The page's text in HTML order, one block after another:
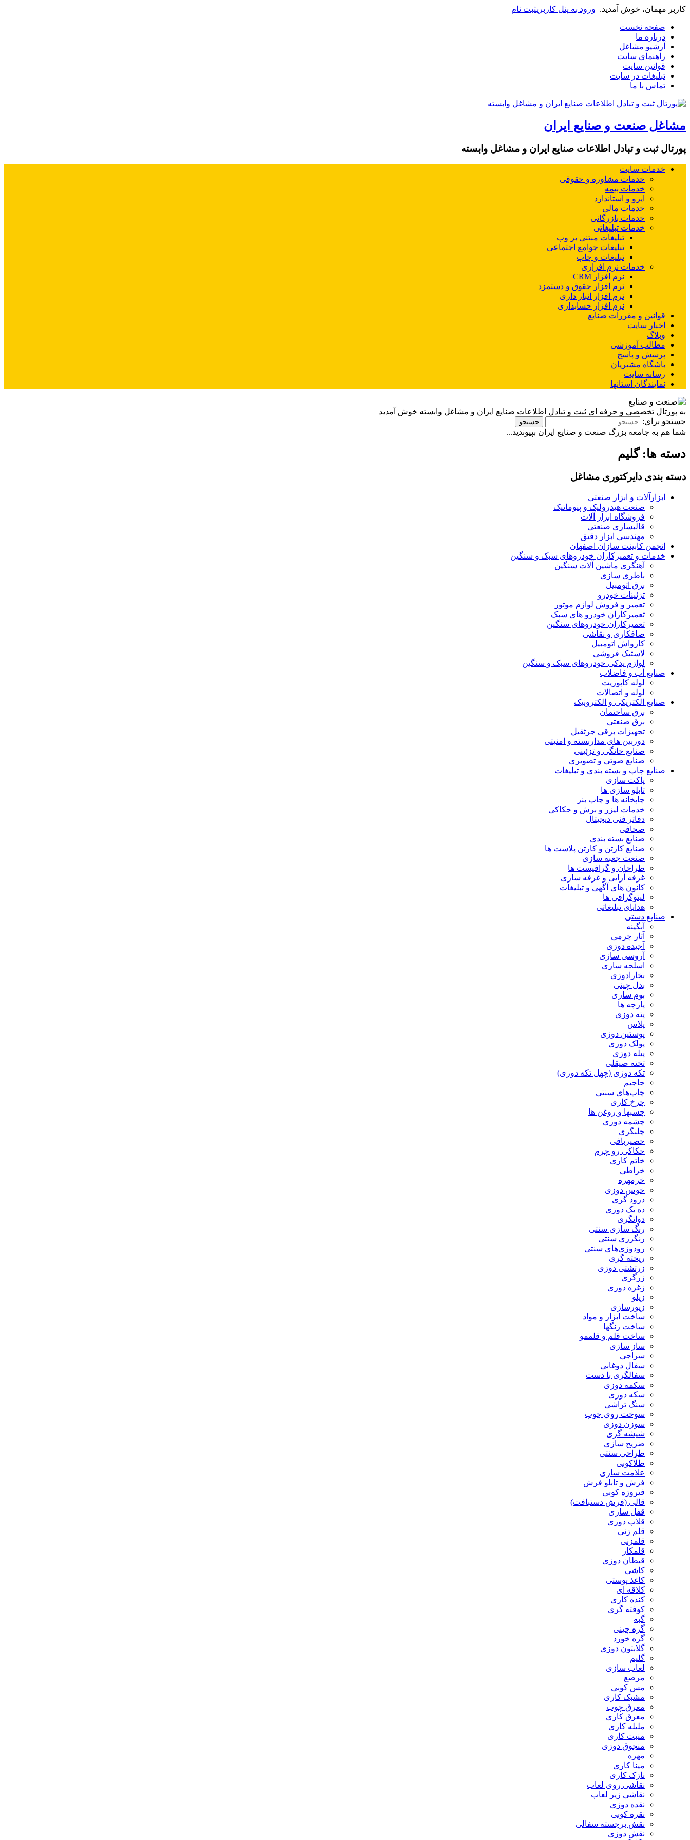
کاربر مهمان، خوش آمدید. ورود به پنل کاربریثبت نام
صفحه نخست
درباره ما
آرشیو مشاغل
راهنمای سایت
قوانین سایت
تبلیغات در سایت
تماس با ما
مشاغل صنعت و صنایع ایران
پورتال ثبت و تبادل اطلاعات صنایع ایران و مشاغل وابسته
خدمات سایت
خدمات مشاوره و حقوقی
خدمات بیمه
ایزو و استاندارد
خدمات مالی
خدمات بازرگانی
خدمات تبلیغاتی
تبلیغات مبتنی بر وب
تبلیغات جوامع اجتماعی
تبلیغات و چاپ
خدمات نرم افزاری
نرم افزار CRM
نرم افزار حقوق و دستمزد
نرم افزار انبار داری
نرم افزار حسابداری
قوانین و مقررات صنایع
اخبار سایت
وبلاگ
مطالب آموزشی
پرسش و پاسخ
باشگاه مشتریان
رسانه سایت
نمایندگان استانها
به پورتال تخصصی و حرفه ای ثبت و تبادل اطلاعات صنایع ایران و مشاغل وابسته خوش آمدید
جستجو برای:
شما هم به جامعه بزرگ صنعت و صنایع ایران بپیوندید...
دسته ها:گلیم
دسته بندی دایرکتوری مشاغل
ابزارآلات و ابزار صنعتی
صنعت هیدرولیک و پنوماتیک
فروشگاه ابزار آلات
قالبسازی صنعتی
مهندسی ابزار دقیق
انجمن کابینت سازان اصفهان
خدمات و تعمیرکاران خودروهای سبک و سنگین
آهنگری ماشین آلات سنگین
باطری سازی
برق اتومبیل
تزئینات خودرو
تعمیر و فروش لوازم موتور
تعمیرکاران خودرو های سبک
تعمیرکاران خودروهای سنگین
صافکاری و نقاشی
کارواش اتومبیل
لاستیک فروشی
لوازم یدکی خودروهای سبک و سنگین
صنایع آب و فاضلاب
لوله کاپوزیت
لوله و اتصالات
صنایع الکتریکی و الکترونیک
برق ساختمان
برق صنعتی
تجهیزات برقی جرثقیل
دوربین های مداربسته و امنیتی
صنایع خانگی و تزئینی
صنایع صوتی و تصویری
صنایع چاپ و بسته بندی و تبلیغات
پاکت سازی
تابلو سازی ها
چاپخانه ها و چاپ بنر
خدمات لیزر و برش و حکاکی
دفاتر فنی دیجیتال
صحافی
صنایع بسته بندی
صنایع کارتن و کارتن پلاست ها
صنعت جعبه سازی
طراحان و گرافیست ها
غرفه آرایی و غرفه سازی
کانون های آگهی و تبلیغات
لیتوگرافی ها
هدایای تبلیغاتی
صنایع دستی
آبگینه
آثار چرمی
آجیده دوزی
آروسی سازی
اسلحه سازی
بخارادوزی
بدل چینی
بوم سازی
پارچه ها
پته دوزی
پلاس
پوستین دوزی
پولک دوزی
پیله دوزی
تخته صیقلی
تکه دوزی (چهل تکه دوزی)
جاجیم
چاپ‌های سنتی
چرخ کاری
چسبها و روغن ها
چشمه دوزی
چلنگری
حصیربافی
حکاکی رو چرم
خاتم کاری
خراطی
خرمهره
خوس دوزی
درود گری
ده یک دوزی
دواتگری
رنگ سازی سنتی
رنگرزی سنتی
رودوزی‌های سنتی
ریخته گری
زرتشتی دوزی
زرگری
زغره دوزی
زیلو
زیورسازی
ساخت ابزار و مواد
ساخت رنگها
ساخت قلم و قلممو
ساز سازی
سراجی
سفال دوغابی
سفالگری با دست
سکمه دوزی
سکه دوزی
سنگ تراشی
سوخت روی چوب
سوزن دوزی
شیشه گری
ضریح سازی
طراحی سنتی
طلاکوبی
علامت سازی
فرش و تابلو فرش
فیروزه کوبی
قالی (فرش دستبافت)
قفل سازی
قلاب دوزی
قلم زنی
قلمزنی
قلمکار
قیطان دوزی
کاشی
کاغذ پوستی
کلاقه ای
کنده کاری
کوفته گری
گبه
گره چینی
گره خورد
گلابتون دوزی
گلیم
لعاب سازی
مرصع
مس کوبی
مشبک کاری
معرق چوب
معرق کاری
مليله کاری
منبت کاری
منجوق دوزی
مهره
مینا کاری
نازک کاری
نقاشی روی لعاب
نقاشی زیر لعاب
نقده دوزی
نقره کوبی
نقش برجسته سفالی
نقش دوزی